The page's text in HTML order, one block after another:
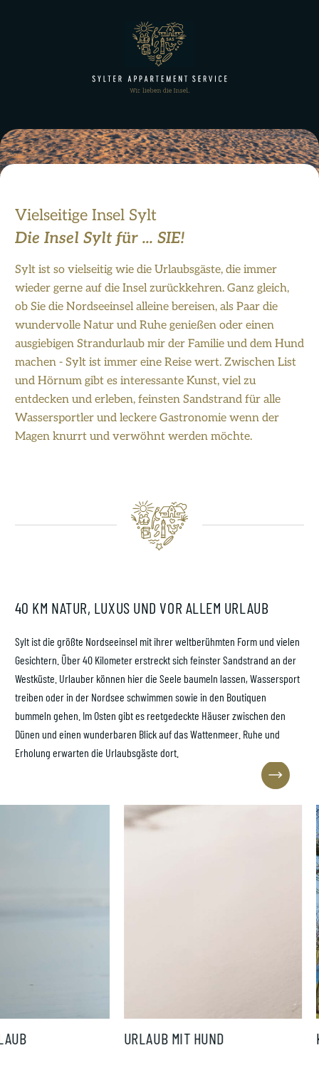
SAS ist grün
Gastgeber werden
Vielseitige Insel Sylt
Die Insel Sylt für ... SIE!
Sylt ist so vielseitig wie die Urlaubsgäste, die immer
wieder gerne auf die Insel zurückkehren. Ganz gleich,
ob Sie die Nordseeinsel alleine bereisen, als Paar die
wundervolle Natur und Ruhe genießen oder einen
ausgiebigen Strandurlaub mir der Familie und dem Hund
machen - Sylt ist immer eine Reise wert. Zwischen List
und Hörnum gibt es interessante Kunst, viel zu
entdecken und erleben, feinsten Sandstrand für alle
Wassersportler und leckere Gastronomie wenn der
Magen knurrt und verwöhnt werden möchte.
40 KM NATUR, LUXUS UND VOR ALLEM URLAUB
Sylt ist die größte Nordseeinsel mit ihrer weltberühmten Form und vielen
Gesichtern. Über 40 Kilometer erstreckt sich feinster Sandstrand an der
Westküste. Urlauber können hier die Seele baumeln lassen, Wassersport
treiben oder in der Nordsee schwimmen sowie in den Boutiquen
bummeln gehen. Im Osten gibt es reetgedeckte Häuser zwischen den
Dünen und einen wunderbaren Blick auf das Wattenmeer. Ruhe und
Erholung erwarten die Urlaubsgäste dort.
FAMILIENURLAUB URLAUB MIT HUND